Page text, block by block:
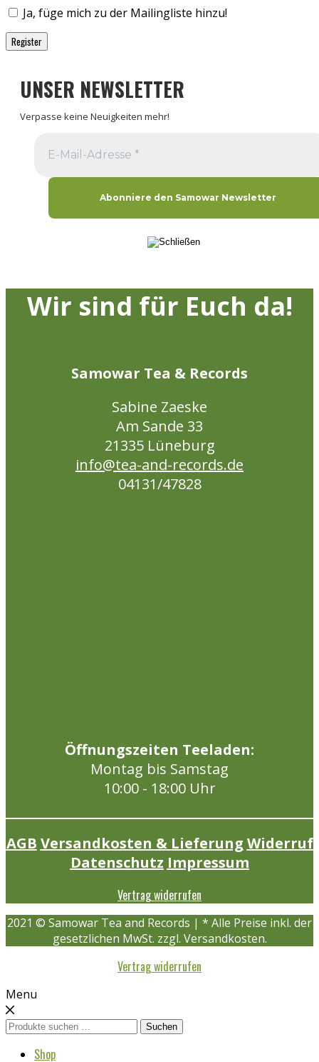
Ja, füge mich zu der Mailingliste hinzu!
Register
UNSER NEWSLETTER
Verpasse keine Neuigkeiten mehr!
Wir sind für Euch da!
Samowar Tea & Records
Sabine Zaeske
Am Sande 33
21335 Lüneburg
info@tea-and-records.de
04131/47828
Öffnungszeiten Teeladen:
Montag bis Samstag
10:00 - 18:00 Uhr
AGB Versandkosten & Lieferung Widerruf
Datenschutz Impressum
Vertrag widerrufen
2021 © Samowar Tea and Records | * Alle Preise inkl. der
gesetzlichen MwSt. zzgl. Versandkosten.
Vertrag widerrufen
Menu
Suchen
Suchen
Shop